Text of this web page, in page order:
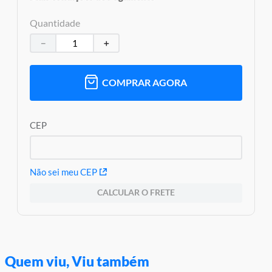
Quantidade
＋
－
COMPRAR AGORA
CEP
Não sei meu CEP
CALCULAR O FRETE
Quem viu, Viu também